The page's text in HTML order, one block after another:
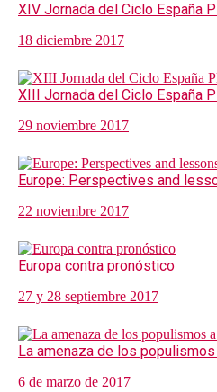
XIV Jornada del Ciclo España
18 diciembre 2017
XIII Jornada del Ciclo España
29 noviembre 2017
Europe: Perspectives and
22 noviembre 2017
Europa contra pronóstico
27 y 28 septiembre 2017
La amenaza de los
6 de marzo de 2017